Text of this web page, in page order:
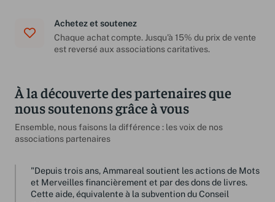
Achetez et soutenez
Chaque achat compte. Jusqu'à 15% du prix de vente
est reversé aux associations caritatives.
À la découverte des partenaires que
nous soutenons grâce à vous
Ensemble, nous faisons la différence : les voix de nos
associations partenaires
"Depuis trois ans, Ammareal soutient les actions de Mots
et Merveilles financièrement et par des dons de livres.
Cette aide, équivalente à la subvention du Conseil